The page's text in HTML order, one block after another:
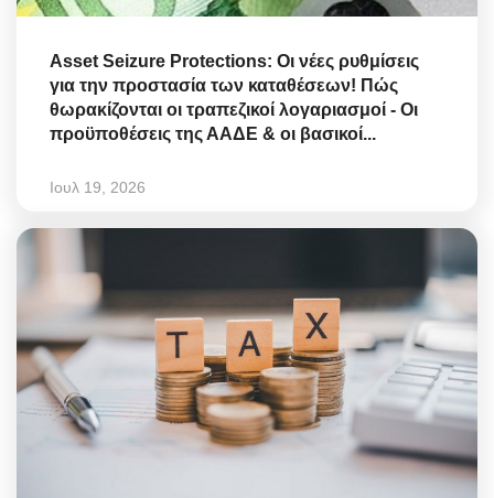
Asset Seizure Protections: Οι νέες ρυθμίσεις
για την προστασία των καταθέσεων! Πώς
θωρακίζονται οι τραπεζικοί λογαριασμοί - Οι
προϋποθέσεις της ΑΑΔΕ & οι βασικοί...
Ιουλ 19, 2026